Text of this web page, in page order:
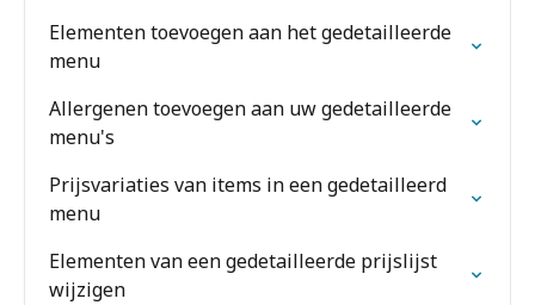
Elementen toevoegen aan het gedetailleerde
menu
Allergenen toevoegen aan uw gedetailleerde
menu's
Prijsvariaties van items in een gedetailleerd
menu
Elementen van een gedetailleerde prijslijst
wijzigen